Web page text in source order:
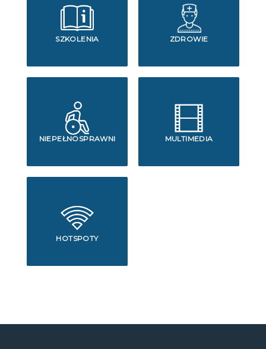
SZKOLENIA ZDROWIE
NIEPEŁNOSPRAWNI MULTIMEDIA
HOTSPOTY